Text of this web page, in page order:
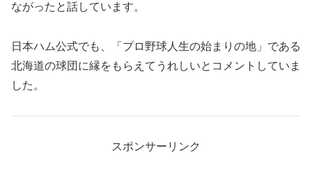
ながったと話しています。
日本ハム公式でも、「プロ野球人生の始まりの地」である
北海道の球団に縁をもらえてうれしいとコメントしていま
した。
スポンサーリンク